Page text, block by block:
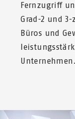
Fernzugriff
Grad-2 und
Büros und
Unternehmen.